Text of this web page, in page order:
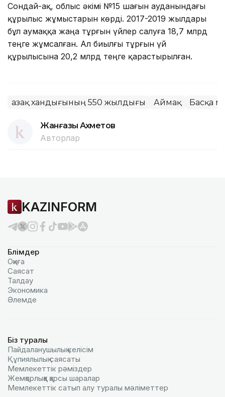
Сондай-ақ, облыс әкімі №15 шағын ауданындағы
құрылыс жұмыстарын көрді. 2017-2019 жылдары
бұл аумаққа жаңа тұрғын үйлер салуға 18,7 млрд
теңге жұмсалған. Ал биылғы тұрғын үй
құрылысына 20,2 млрд теңге қарастырылған.
Қазақ хандығының 550 жылдығы Аймақ Басқа
Жанғазы Ахметов
Авторлар
KAZINFORM
Бөлімдер
Оқиға
Саясат
Талдау
Экономика
Әлемде
Біз туралы
Пайдаланушылық келiciм
Құпиялылық саясаты
Мемлекеттік рәміздер
Жемқорлыққа қарсы шаралар
Мемлекеттік сатып алу туралы мәлiметтер